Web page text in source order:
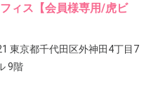
ィス【会員様専用/虎ビ
東京都千代田区外神田4丁目7
9階